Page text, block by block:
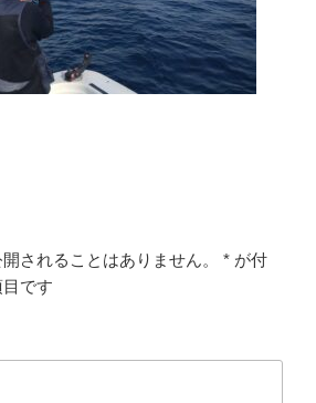
されることはありません。 * が付
です